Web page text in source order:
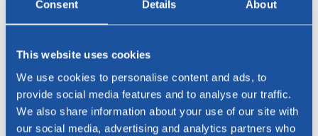
Consent Details About
This website uses cookies
We use cookies to personalise content and ads, to
provide social media features and to analyse our traffic.
We also share information about your use of our site with
our social media, advertising and analytics partners who
Residenz